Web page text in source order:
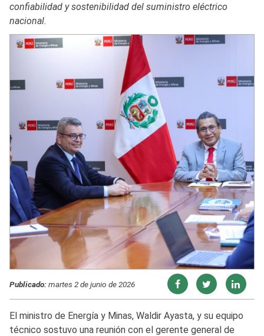
confiabilidad y sostenibilidad del suministro eléctrico
nacional.
Publicado:martes 2 de junio de 2026
El ministro de Energía y Minas, Waldir Ayasta, y su equipo
técnico sostuvo una reunión con el gerente general de